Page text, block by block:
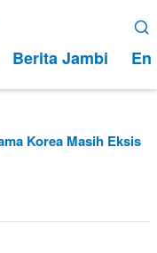
Berita Jambi
Korea Masih Eksis